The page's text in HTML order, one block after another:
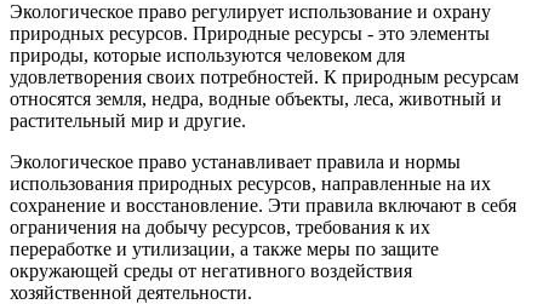
Экологическое право регулирует использование и охрану
природных ресурсов. Природные ресурсы - это элементы
природы, которые используются человеком для
удовлетворения своих потребностей. К природным ресурсам
относятся земля, недра, водные объекты, леса, животный и
растительный мир и другие.
Экологическое право устанавливает правила и нормы
использования природных ресурсов, направленные на их
сохранение и восстановление. Эти правила включают в себя
ограничения на добычу ресурсов, требования к их
переработке и утилизации, а также меры по защите
окружающей среды от негативного воздействия
хозяйственной деятельности.